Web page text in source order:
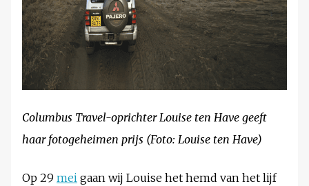
Columbus Travel-oprichter Louise ten Have geeft
haar fotogeheimen prijs (Foto: Louise ten Have)
Op 29 mei gaan wij Louise het hemd van het lijf